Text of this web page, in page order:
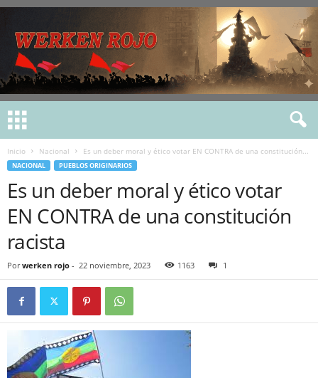
Inicio Nacional Es un deber moral y ético votar EN CONTRA de una constitución...
NACIONAL PUEBLOS ORIGINARIOS
Es un deber moral y ético votar
EN CONTRA de una constitución
racista
Por werken rojo - 22 noviembre, 2023 1163 1